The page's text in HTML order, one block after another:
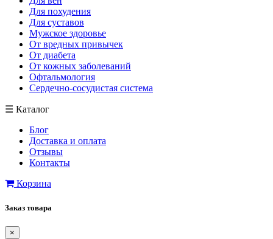
Для похудения
Для суставов
Мужское здоровье
От вредных привычек
От диабета
От кожных заболеваний
Офтальмология
Сердечно-сосудистая система
☰ Каталог
Блог
Доставка и оплата
Отзывы
Контакты
Корзина
Заказ товара
×